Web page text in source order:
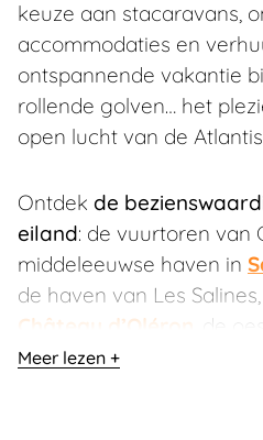
keuze aan stacaravans,
accommodaties en
ontspannende vakantie
rollende golven… het
open lucht van de
Meer lezen
Ontdek de
eiland: de vuurtoren van
middeleeuwse haven in
de haven van Les
Château d’Oléron
, de
natuurgebied van Fort